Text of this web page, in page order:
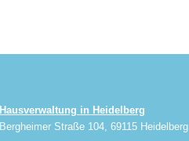
Hausverwaltung in Heidelberg
Bergheimer Straße 104, 69115 Heidelberg